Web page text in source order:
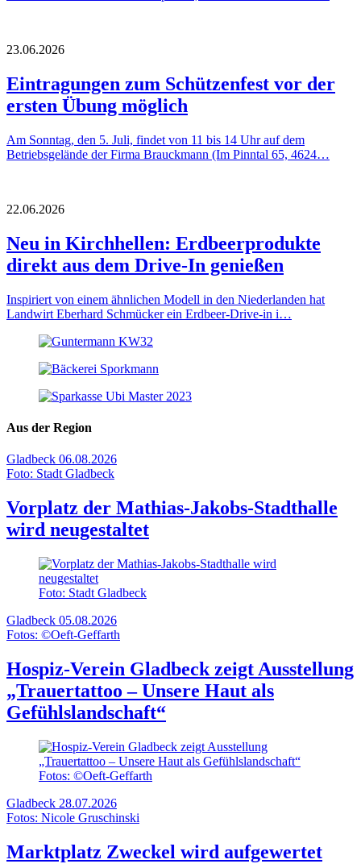
23.06.2026
Eintragungen zum Schützenfest vor der
ersten Übung möglich
Am Sonntag, den 5. Juli, findet von 11 bis 14 Uhr auf dem
Betriebsgelände der Firma Brauckmann (Im Pinntal 65, 4624…
22.06.2026
Neu in Kirchhellen: Erdbeerprodukte
direkt aus dem Drive-In genießen
Inspiriert von einem ähnlichen Modell in den Niederlanden hat
Landwirt Eberhard Schmücker ein Erdbeer-Drive-in i…
Aus der Region
Gladbeck 06.08.2026
Foto: Stadt Gladbeck
Vorplatz der Mathias-Jakobs-Stadthalle
wird neugestaltet
Foto: Stadt Gladbeck
Gladbeck 05.08.2026
Fotos: ©Oeft-Geffarth
Hospiz-Verein Gladbeck zeigt Ausstellung
„Trauertattoo – Unsere Haut als
Gefühlslandschaft“
Fotos: ©Oeft-Geffarth
Gladbeck 28.07.2026
Fotos: Nicole Gruschinski
Marktplatz Zweckel wird aufgewertet